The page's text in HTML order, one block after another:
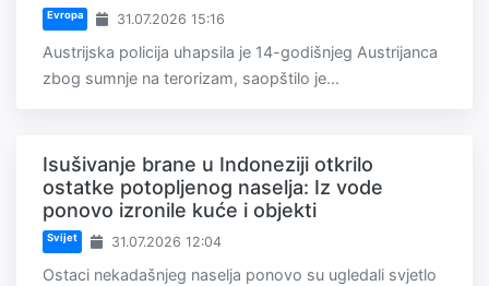
Evropa 31.07.2026 15:16
Austrijska policija uhapsila je 14-godišnjeg Austrijanca
zbog sumnje na terorizam, saopštilo je...
Isušivanje brane u Indoneziji otkrilo
ostatke potopljenog naselja: Iz vode
ponovo izronile kuće i objekti
Svijet 31.07.2026 12:04
Ostaci nekadašnjeg naselja ponovo su ugledali svjetlo